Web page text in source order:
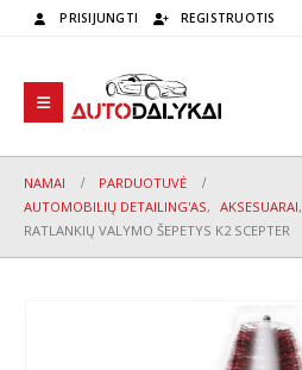
PRISIJUNGTI REGISTRUOTIS
NAMAI
PARDUOTUVĖ
AUTOMOBILIŲ DETAILING'AS, AKSESUARAI,
RATLANKIŲ VALYMO ŠEPETYS K2 SCEPTER